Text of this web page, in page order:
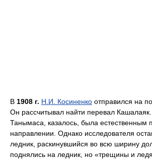
В 1908 г. Н.И. Косиненко отправился на
Он рассчитывал найти перевал
Танымаса, казалось, была естественным
направлении. Однако исследователя
ледник, раскинувшийся во всю ширину
поднялись на ледник, но «трещины и